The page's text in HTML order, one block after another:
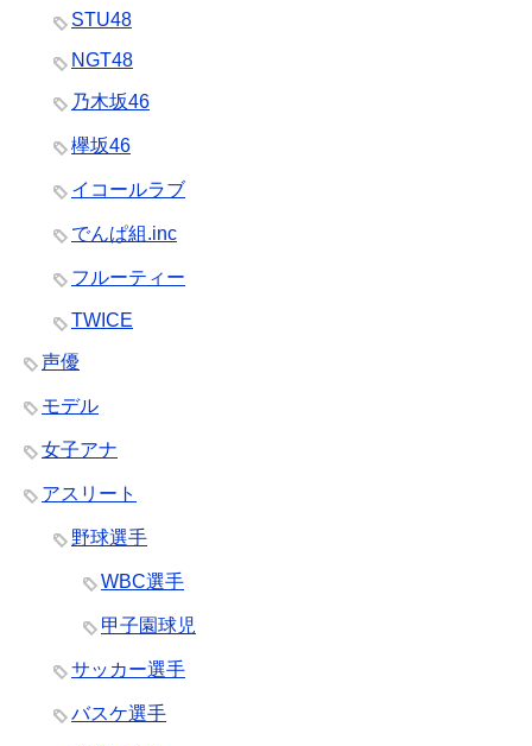
STU48
NGT48
乃木坂46
欅坂46
イコールラブ
でんぱ組.inc
フルーティー
TWICE
声優
モデル
女子アナ
アスリート
野球選手
WBC選手
甲子園球児
サッカー選手
バスケ選手